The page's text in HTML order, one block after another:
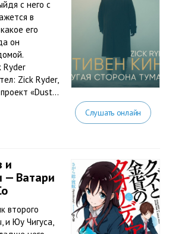
с него с
в
его
он
Ryder
Zick Ryder,
«Dust...
Слушать онлайн
и
— Ватари
второго
и Юу Чигуса,